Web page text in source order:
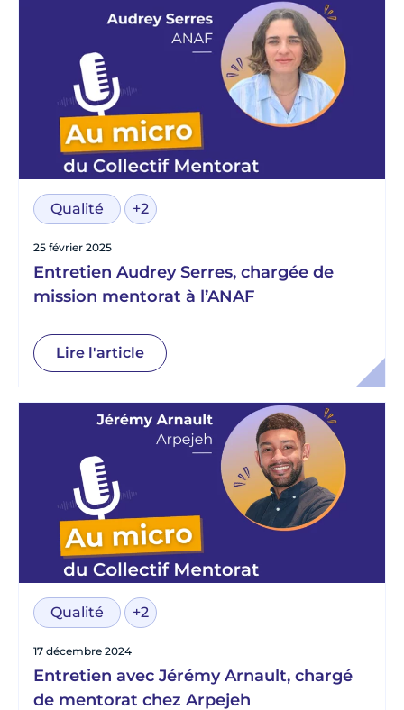
Qualité +2
25 février 2025
Entretien Audrey Serres, chargée de
mission mentorat à l’ANAF
Lire l'article
Qualité +2
17 décembre 2024
Entretien avec Jérémy Arnault, chargé
de mentorat chez Arpejeh